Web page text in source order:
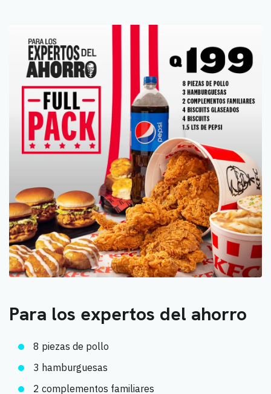
Para los expertos del ahorro
8 piezas de pollo
3 hamburguesas
2 complementos familiares